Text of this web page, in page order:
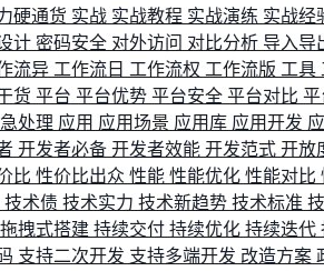
硬通货 实战 实战教程 实战演练 实战经
计 密码安全 对外访问 对比分析 导入导
流异 工作流日 工作流权 工作流版 工具
货 平台 平台优势 平台安全 平台对比 平
处理 应用 应用场景 应用库 应用开发
开发者必备 开发者效能 开发范式 开放
比 性价比出众 性能 性能优化 性能对比
技术债 技术实力 技术新趋势 技术标准
拖拽式搭建 持续交付 持续优化 持续迭代
支持二次开发 支持多端开发 改造方案